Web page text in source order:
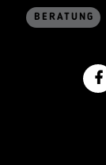
BERATUNG